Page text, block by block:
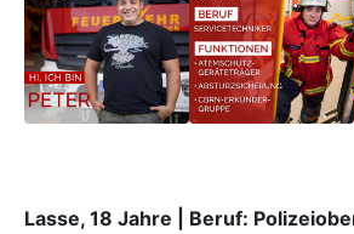
Lasse, 18 Jahre | Beruf: